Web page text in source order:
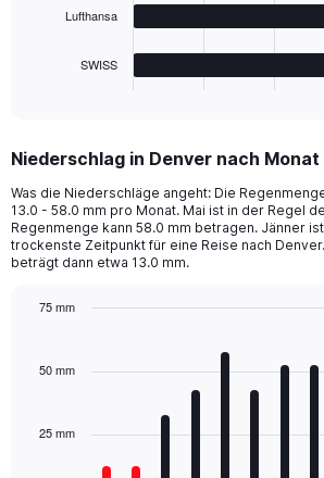
chart
Range:
4
categories.
The
chart
has
Y
values.
to
Lufthansa
SWISS
Niederschlag in Denver nach Monat
Was die Niederschläge angeht: Die
13.0 - 58.0 mm pro Monat. Mai ist in der Regel
Regenmenge kann 58.0 mm betragen. Jänner
trockenste Zeitpunkt für eine Reise nach
beträgt dann etwa 13.0 mm.
with
The
25 mm
50 mm
75 mm